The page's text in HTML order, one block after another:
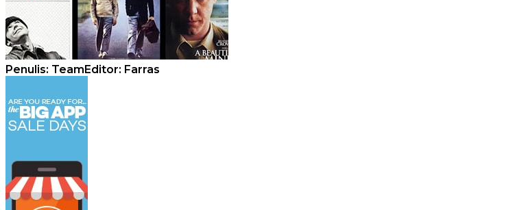
Penulis: TeamEditor: Farras